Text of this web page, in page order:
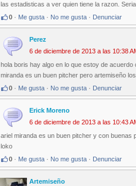
las estadisticas a ver quien tiene la razon.
0 · Me gusta · No me gusta · Denunciar
Perez
6 de diciembre de 2013 a las 10:38
hola boris hay algo en lo que estoy de
miranda es un buen pitcher pero artemiseño
0 · Me gusta · No me gusta · Denunciar
Erick Moreno
6 de diciembre de 2013 a las 10:43
ariel miranda es un buen pitcher y con
loko
0 · Me gusta · No me gusta · Denunciar
Artemiseño